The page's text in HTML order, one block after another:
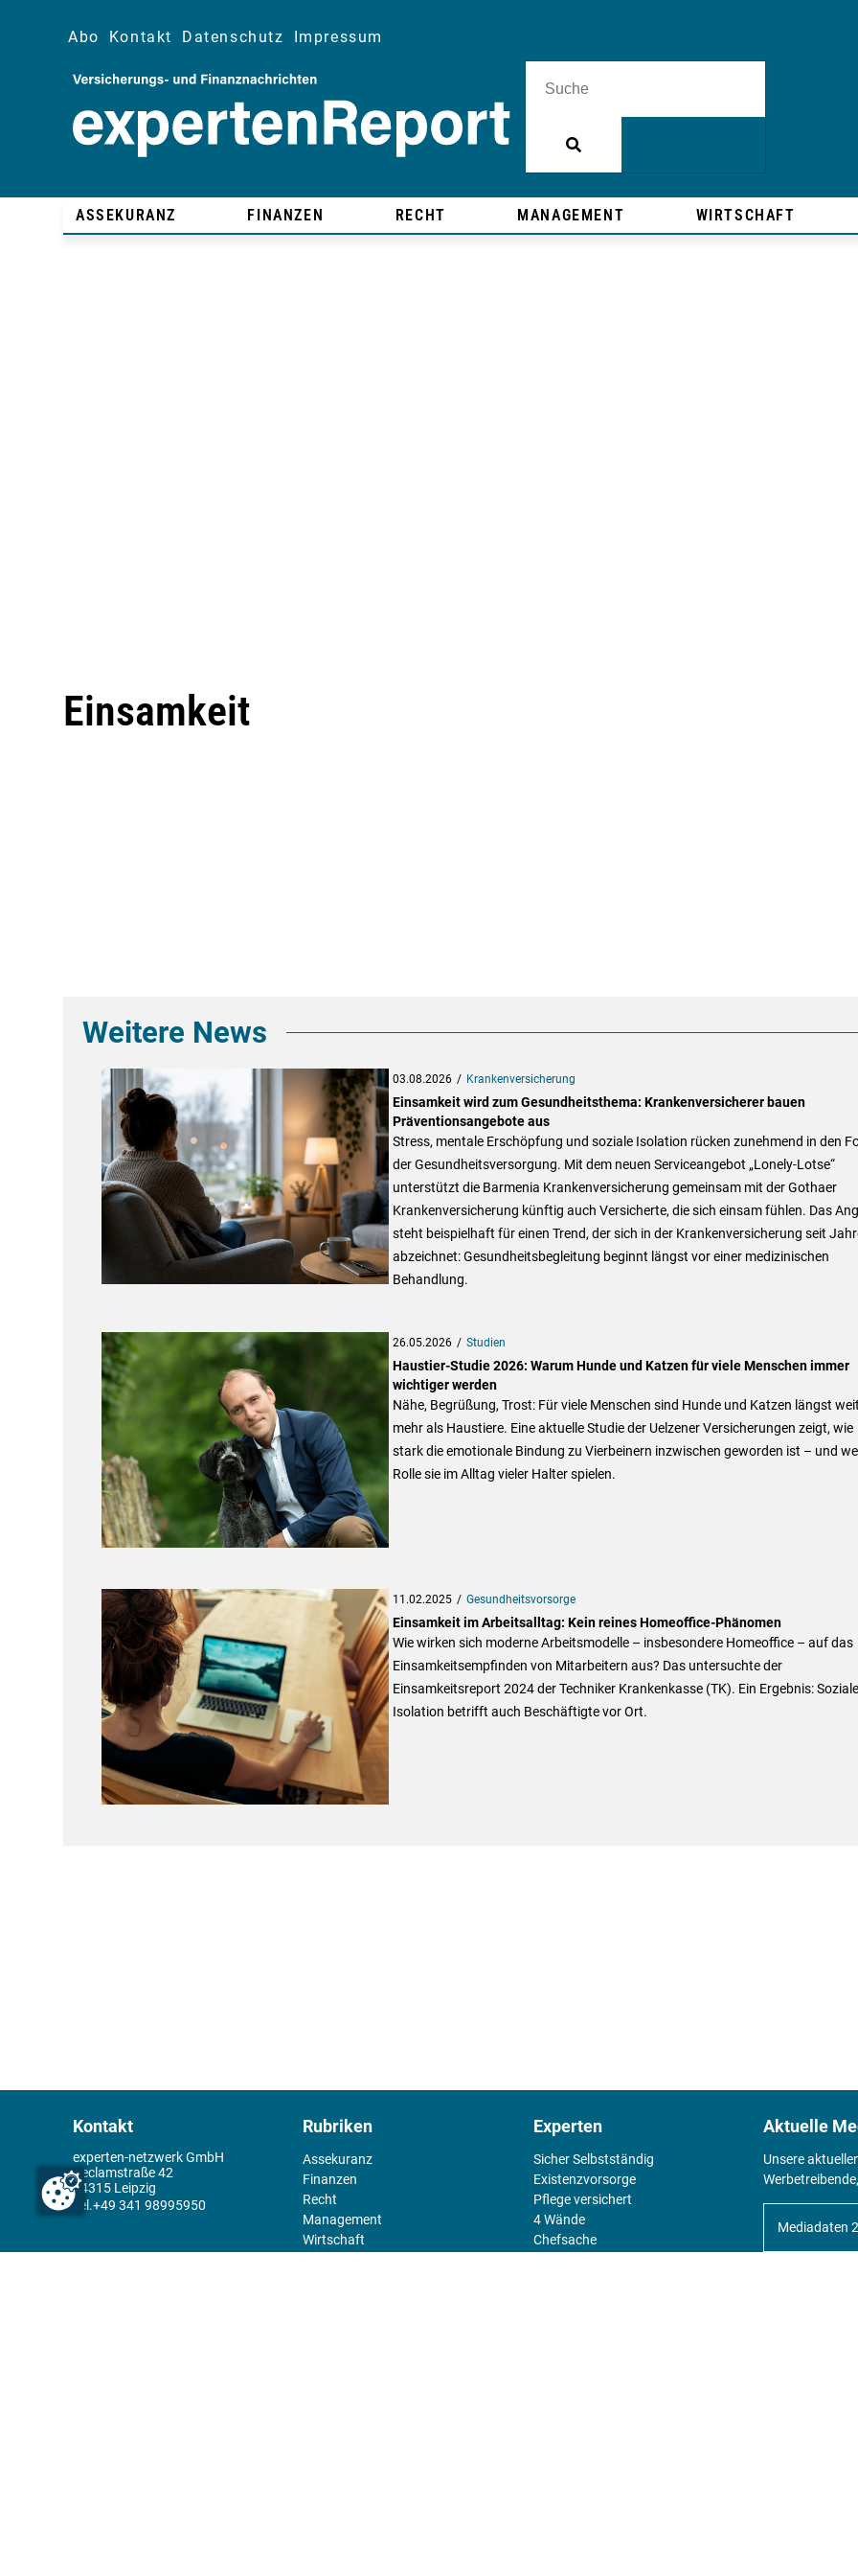
Abo Kontakt Datenschutz Impressum
ASSEKURANZ FINANZEN RECHT MANAGEMENT WIRTSCHAFT
Einsamkeit
Weitere News
03.08.2026 Krankenversicherung
Einsamkeit wird zum Gesundheitsthema: Krankenversicherer bauen
Präventionsangebote aus
Stress, mentale Erschöpfung und soziale Isolation rücken zunehmend in den
der Gesundheitsversorgung. Mit dem neuen Serviceangebot „Lonely-Lotse“
unterstützt die Barmenia Krankenversicherung gemeinsam mit der Gothaer
Krankenversicherung künftig auch Versicherte, die sich einsam fühlen. Das
steht beispielhaft für einen Trend, der sich in der Krankenversicherung seit
abzeichnet: Gesundheitsbegleitung beginnt längst vor einer medizinischen
Behandlung.
26.05.2026 Studien
Haustier-Studie 2026: Warum Hunde und Katzen für viele Menschen immer
wichtiger werden
Nähe, Begrüßung, Trost: Für viele Menschen sind Hunde und Katzen längst weit
mehr als Haustiere. Eine aktuelle Studie der Uelzener Versicherungen zeigt, wie
stark die emotionale Bindung zu Vierbeinern inzwischen geworden ist – und
Rolle sie im Alltag vieler Halter spielen.
11.02.2025 Gesundheitsvorsorge
Einsamkeit im Arbeitsalltag: Kein reines Homeoffice-Phänomen
Wie wirken sich moderne Arbeitsmodelle – insbesondere Homeoffice – auf das
Einsamkeitsempfinden von Mitarbeitern aus? Das untersuchte der
Einsamkeitsreport 2024 der Techniker Krankenkasse (TK). Ein Ergebnis: Soziale
Isolation betrifft auch Beschäftigte vor Ort.
Kontakt
experten-netzwerk GmbH
Reclamstraße 42
04315 Leipzig
+49 341 98995950
Rubriken
Assekuranz
Finanzen
Recht
Management
Wirtschaft
Experten
Sicher Selbstständig
Existenz­vorsorge
Pflege versichert
4 Wände
Chefsache
Aktuelle
Unsere
Mediadaten